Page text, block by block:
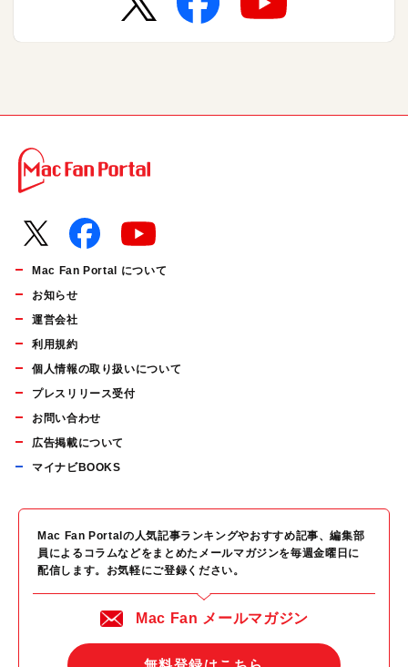
Mac Fan Portal について
お知らせ
運営会社
利用規約
個人情報の取り扱いについて
プレスリリース受付
お問い合わせ
広告掲載について
マイナビBOOKS
Mac Fan Portalの人気記事ランキングやおすすめ記事、編集部
員によるコラムなどをまとめたメールマガジンを毎週金曜日に
配信します。お気軽にご登録ください。
Mac Fan メールマガジン